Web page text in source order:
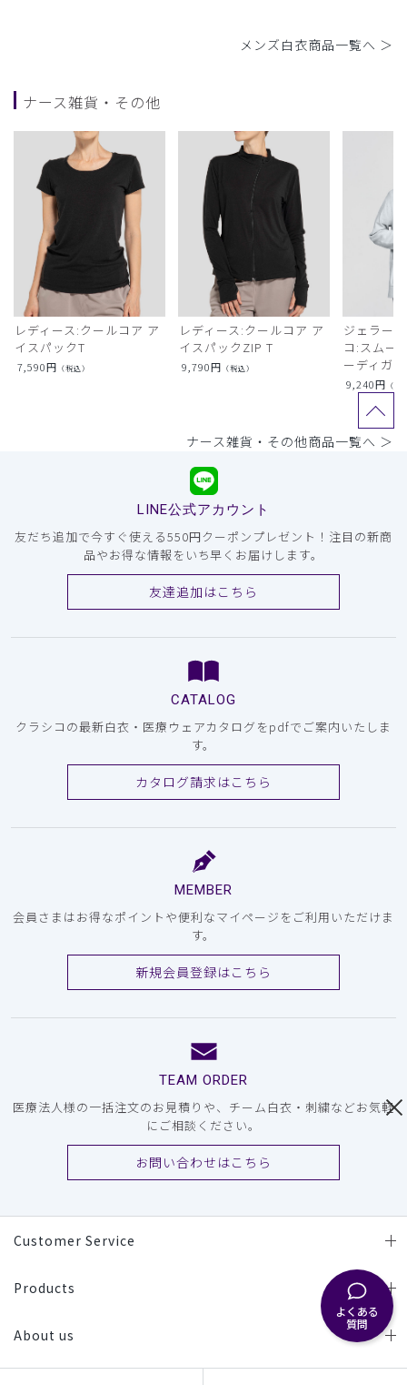
よくある
質問
メンズ白衣商品一覧へ ＞
ナース雑貨・その他
レディース:クールコア ア
イスパックT
7,590円 （税込）
レディース:クールコア ア
イスパックZIP T
9,790円 （税込）
ジェラー
コ:スムー
ーディガン
9,240円 （税
ナース雑貨・その他商品一覧へ ＞
LINE公式アカウント
友だち追加で今すぐ使える550円クーポンプレゼント！注目の新商
品やお得な情報をいち早くお届けします。
友達追加はこちら
CATALOG
クラシコの最新白衣・医療ウェアカタログをpdfでご案内いたしま
す。
カタログ請求はこちら
MEMBER
会員さまはお得なポイントや便利なマイページをご利用いただけま
す。
新規会員登録はこちら
TEAM ORDER
医療法人様の一括注文のお見積りや、チーム白衣・刺繍などお気軽
にご相談ください。
お問い合わせはこちら
Customer Service
Products
About us